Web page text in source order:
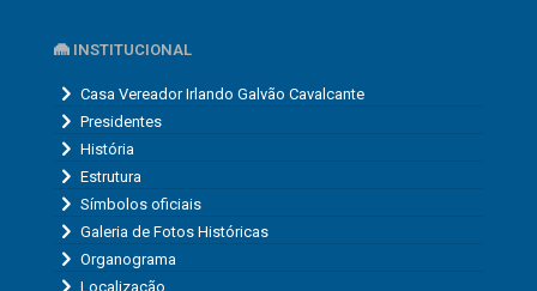
INSTITUCIONAL
Casa Vereador Irlando Galvão Cavalcante
Presidentes
História
Estrutura
Símbolos oficiais
Galeria de Fotos Históricas
Organograma
Localização